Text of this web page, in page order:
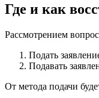
Где и как
Рассмотрением
Подать
Подавать
От метода подачи